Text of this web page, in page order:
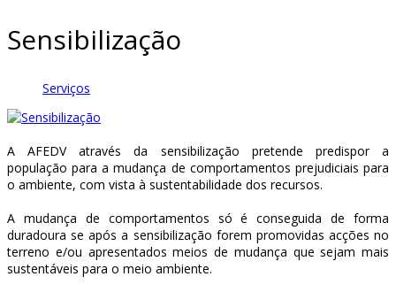
Sensibilização
Serviços
A AFEDV através da sensibilização pretende predispor a
população para a mudança de comportamentos prejudiciais para
o ambiente, com vista à sustentabilidade dos recursos.
A mudança de comportamentos só é conseguida de forma
duradoura se após a sensibilização forem promovidas acções no
terreno e/ou apresentados meios de mudança que sejam mais
sustentáveis para o meio ambiente.